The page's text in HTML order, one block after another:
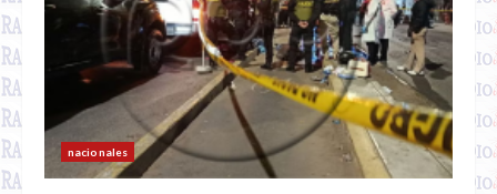
nacionales